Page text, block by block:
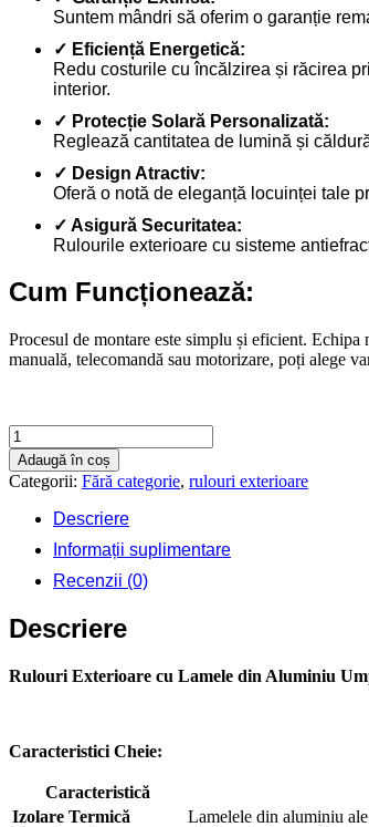
Suntem mândri să oferim o garanție
✓ Eficiență Energetică:
Redu costurile cu încălzirea și răcirea
interior.
✓ Protecție Solară Personalizată:
Reglează cantitatea de lumină și
✓ Design Atractiv:
Oferă o notă de eleganță locuinței tale
✓ Asigură Securitatea:
Rulourile exterioare cu sisteme
Cum Funcționează:
Procesul de montare este simplu și eficient.
manuală, telecomandă sau motorizare, poți alege
Cantitate
Rulouri
exterioare
1700
Adaugă în coș
Categorii: Fără categorie, rulouri exterioare
Descriere
Informații suplimentare
Recenzii (0)
Descriere
Rulouri Exterioare cu Lamele din Aluminiu
Caracteristici Cheie:
Caracteristică
Izolare Termică
Lamelele din aluminiu